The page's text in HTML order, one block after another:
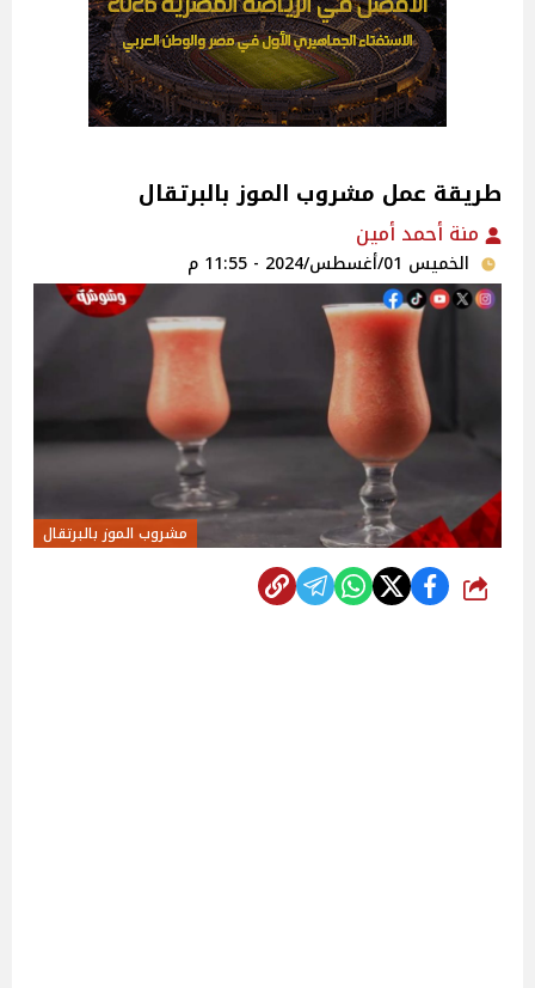
طريقة عمل مشروب الموز بالبرتقال
منة أحمد أمين‎
الخميس 01/أغسطس/2024 - 11:55 م
مشروب الموز بالبرتقال
شارك